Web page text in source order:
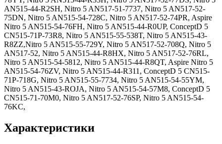
AN515-44-R2SH, Nitro 5 AN517-51-7737, Nitro 5 AN517-52-
75DN, Nitro 5 AN515-54-728C, Nitro 5 AN517-52-74PR, Aspire
Nitro 5 AN515-54-76FH, Nitro 5 AN515-44-R0UP, ConceptD 5
CN515-71P-73R8, Nitro 5 AN515-55-538T, Nitro 5 AN515-43-
R8ZZ,Nitro 5 AN515-55-729Y, Nitro 5 AN517-52-708Q, Nitro 5
AN517-52, Nitro 5 AN515-44-R8HX, Nitro 5 AN517-52-76RL,
Nitro 5 AN515-54-5812, Nitro 5 AN515-44-R8QT, Aspire Nitro 5
AN515-54-76ZV, Nitro 5 AN515-44-R311, ConceptD 5 CN515-
71P-718G, Nitro 5 AN515-55-7734, Nitro 5 AN515-54-55YM,
Nitro 5 AN515-43-ROJA, Nitro 5 AN515-54-57M8, ConceptD 5
CN515-71-70M0, Nitro 5 AN517-52-76SP, Nitro 5 AN515-54-
76KC,
Характеристики